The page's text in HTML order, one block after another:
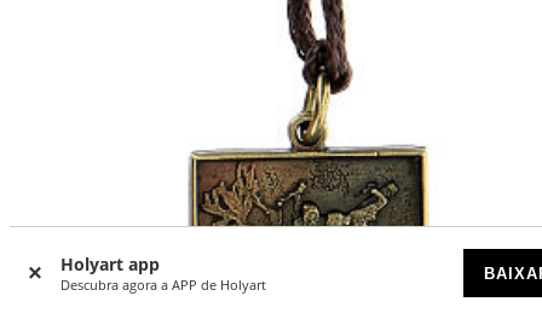
Holyart app
Descubra agora a APP de Holyart